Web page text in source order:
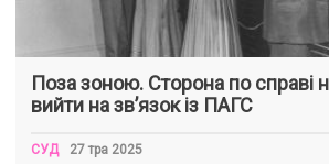
Поза зоною. Сторона по справі
вийти на зв’язок із ПАГС
СУД 27 тра 2025